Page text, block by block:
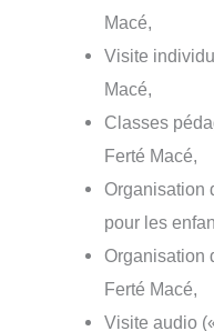
Macé,
Visite
Macé,
Classes
Ferté Macé,
Organisation
pour les
Organisation
Ferté Macé,
Visite audio